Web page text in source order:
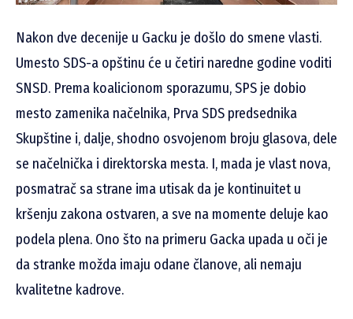
Nakon dve decenije u Gacku je došlo do smene vlasti.
Umesto SDS-a opštinu će u četiri naredne godine voditi
SNSD. Prema koalicionom sporazumu, SPS je dobio
mesto zamenika načelnika, Prva SDS predsednika
Skupštine i, dalje, shodno osvojenom broju glasova, dele
se načelnička i direktorska mesta. I, mada je vlast nova,
posmatrač sa strane ima utisak da je kontinuitet u
kršenju zakona ostvaren, a sve na momente deluje kao
podela plena. Ono što na primeru Gacka upada u oči je
da stranke možda imaju odane članove, ali nemaju
kvalitetne kadrove.